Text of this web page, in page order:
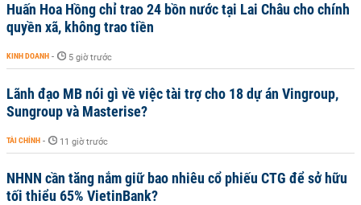
Huấn Hoa Hồng chỉ trao 24 bồn nước tại Lai Châu cho chính
quyền xã, không trao tiền
KINH DOANH - 5 giờ trước
Lãnh đạo MB nói gì về việc tài trợ cho 18 dự án Vingroup,
Sungroup và Masterise?
TÀI CHÍNH - 11 giờ trước
NHNN cần tăng nắm giữ bao nhiêu cổ phiếu CTG để sở hữu
tối thiểu 65% VietinBank?